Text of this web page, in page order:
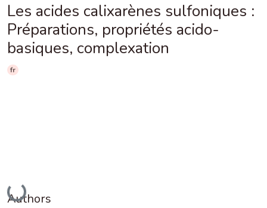
Les acides calixarènes sulfoniques :
Préparations, propriétés acido-
basiques, complexation
fr
Loading...
Authors